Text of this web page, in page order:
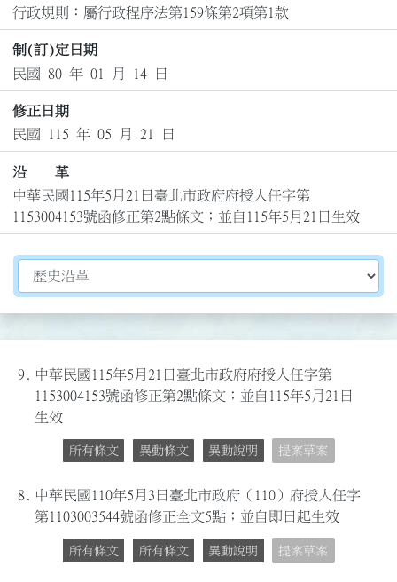
行政規則：屬行政程序法第159條第2項第1款
制(訂)定日期
民國 80 年 01 月 14 日
修正日期
民國 115 年 05 月 21 日
沿 革
中華民國115年5月21日臺北市政府府授人任字第
1153004153號函修正第2點條文；並自115年5月21日生效
切換選擇法規資訊內容
9.
中華民國115年5月21日臺北市政府府授人任字第
1153004153號函修正第2點條文；並自115年5月21日
生效
所有條文 異動條文 異動說明 提案草案
8. 中華民國110年5月3日臺北市政府（110）府授人任字
第1103003544號函修正全文5點；並自即日起生效
所有條文 所有條文 異動說明 提案草案